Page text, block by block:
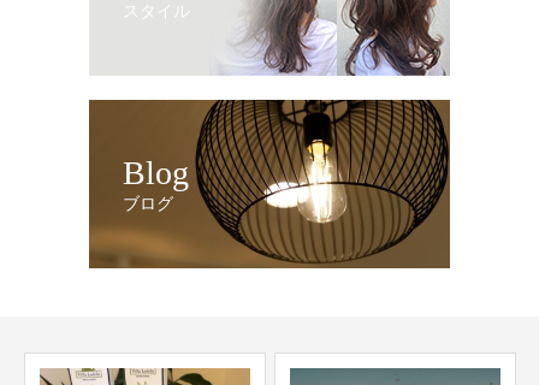
スタイル
Blog
ブログ